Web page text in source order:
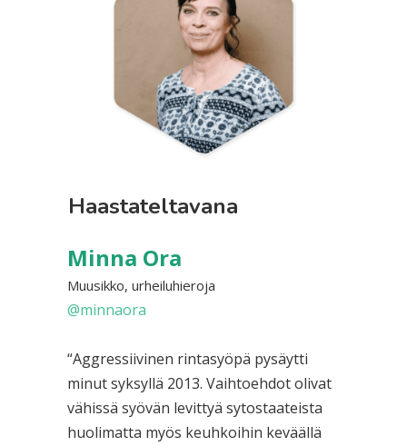
Haastateltavana
Minna Ora
Muusikko, urheiluhieroja
@minnaora
“Aggressiivinen rintasyöpä pysäytti
minut syksyllä 2013. Vaihtoehdot olivat
vähissä syövän levittyä sytostaateista
huolimatta myös keuhkoihin keväällä